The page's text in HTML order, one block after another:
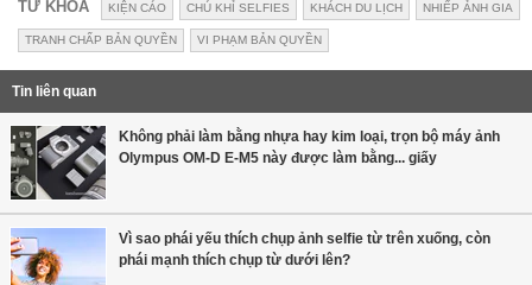
TỪ KHÓA KIỆN CÁO CHÚ KHỈ SELFIES KHÁCH DU LỊCH NHIẾP ẢNH GIA
TRANH CHẤP BẢN QUYỀN VI PHẠM BẢN QUYỀN
Tin liên quan
Không phải làm bằng nhựa hay kim loại, trọn bộ máy ảnh
Olympus OM-D E-M5 này được làm bằng... giấy
Vì sao phái yếu thích chụp ảnh selfie từ trên xuống, còn
phái mạnh thích chụp từ dưới lên?